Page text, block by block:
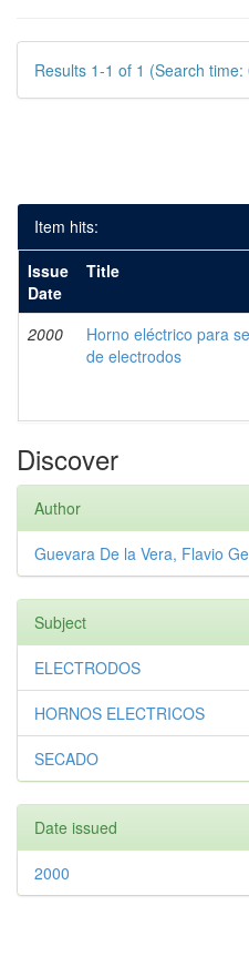
Results 1-1 of 1 (Search
Item hits:
Issue
Date
Title
2000
Horno eléctrico para
de electrodos
Discover
Author
Guevara De la Vera, Flavio
Subject
ELECTRODOS
HORNOS ELECTRICOS
SECADO
Date issued
2000